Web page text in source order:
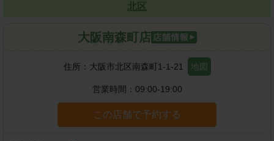
北区
大阪南森町店
住所： 大阪市北区南森町1-1-21 地図
営業時間： 09:00-19:00
この店舗で予約する